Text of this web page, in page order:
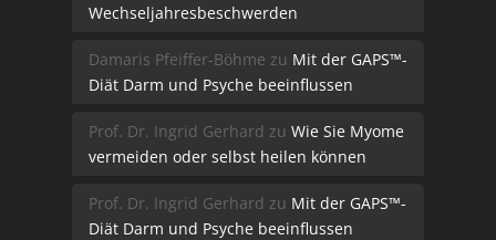
Wechseljahresbeschwerden
Damaris Pfeiffer-Böhme zu Mit der GAPS™-
Diät Darm und Psyche beeinflussen
Prof. Dr. Ingrid Gerhard zu Wie Sie Myome
vermeiden oder selbst heilen können
Prof. Dr. Ingrid Gerhard zu Mit der GAPS™-
Diät Darm und Psyche beeinflussen